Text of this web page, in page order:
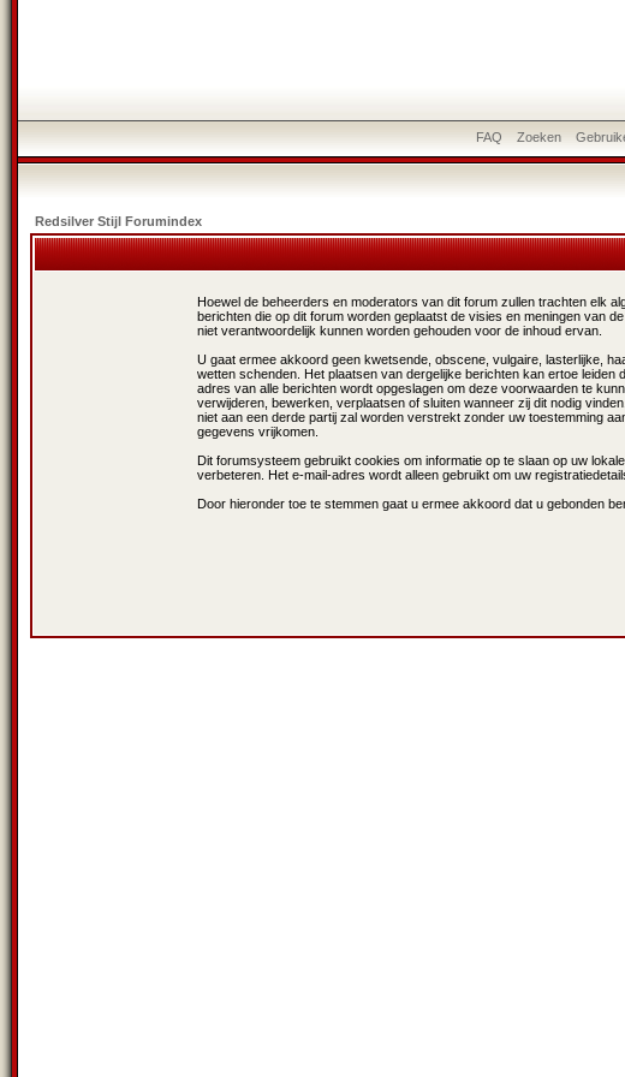
FAQ Zoeken
Redsilver Stijl Forumindex
Hoewel de beheerders en moderators van dit forum zullen trachten elk
berichten die op dit forum worden geplaatst de visies en meningen van
niet verantwoordelijk kunnen worden gehouden voor de inhoud ervan.
U gaat ermee akkoord geen kwetsende, obscene, vulgaire, lasterlijke,
wetten schenden. Het plaatsen van dergelijke berichten kan ertoe
adres van alle berichten wordt opgeslagen om deze voorwaarden te
verwijderen, bewerken, verplaatsen of sluiten wanneer zij dit nodig
niet aan een derde partij zal worden verstrekt zonder uw toestemming
gegevens vrijkomen.
Dit forumsysteem gebruikt cookies om informatie op te slaan op uw
verbeteren. Het e-mail-adres wordt alleen gebruikt om uw
Door hieronder toe te stemmen gaat u ermee akkoord dat u gebonden